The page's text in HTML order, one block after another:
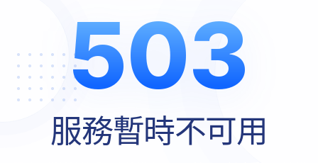
503
服務暫時不可用